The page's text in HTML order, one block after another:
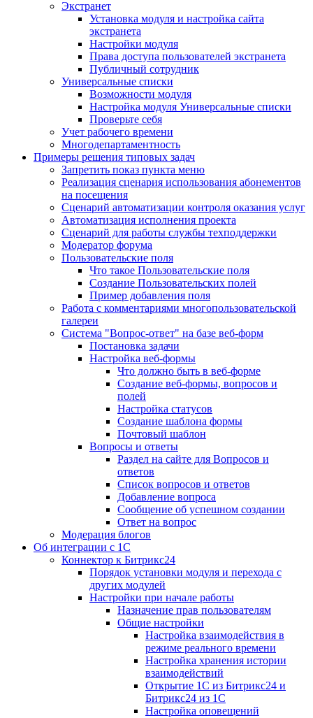
Экстранет
Установка модуля и настройка сайта
экстранета
Настройки модуля
Права доступа пользователей экстранета
Публичный сотрудник
Универсальные списки
Возможности модуля
Настройка модуля Универсальные списки
Проверьте себя
Учет рабочего времени
Многодепартаментность
Примеры решения типовых задач
Запретить показ пункта меню
Реализация сценария использования абонементов
на посещения
Сценарий автоматизации контроля оказания услуг
Автоматизация исполнения проекта
Сценарий для работы службы техподдержки
Модератор форума
Пользовательские поля
Что такое Пользовательские поля
Создание Пользовательских полей
Пример добавления поля
Работа с комментариями многопользовательской
галереи
Система "Вопрос-ответ" на базе веб-форм
Постановка задачи
Настройка веб-формы
Что должно быть в веб-форме
Создание веб-формы, вопросов и
полей
Настройка статусов
Создание шаблона формы
Почтовый шаблон
Вопросы и ответы
Раздел на сайте для Вопросов и
ответов
Список вопросов и ответов
Добавление вопроса
Сообщение об успешном создании
Ответ на вопрос
Модерация блогов
Об интеграции с 1С
Коннектор к Битрикс24
Порядок установки модуля и перехода с
других модулей
Настройки при начале работы
Назначение прав пользователям
Общие настройки
Настройка взаимодействия в
режиме реального времени
Настройка хранения истории
взаимодействий
Открытие 1С из Битрикс24 и
Битрикс24 из 1С
Настройка оповещений